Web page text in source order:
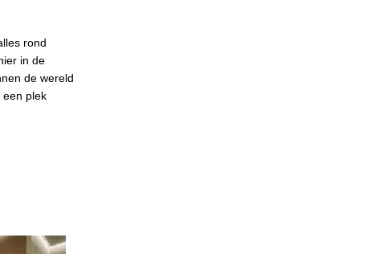
rond
in de
de wereld
een plek